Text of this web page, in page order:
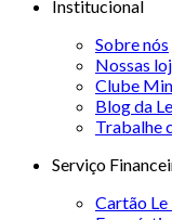
Institucional
Sobre nós
Nossas
Clube
Blog da Le
Trabalhe
Serviço
Cartão